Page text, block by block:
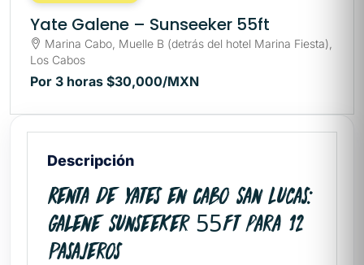
Yate Galene – Sunseeker 55ft
Marina Cabo, Muelle B (detrás del hotel Marina Fiesta),
Los Cabos
Por 3 horas $30,000/MXN
Descripción
Renta de Yates en Cabo San Lucas:
Galene Sunseeker 55ft para 12
Pasajeros